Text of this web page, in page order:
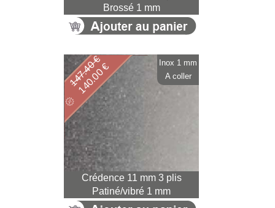
Brossé 1 mm
Crédence 11 mm 3 plis
Patiné/vibré 1 mm
140.00 €
147.40 €
Inox 1 mm
A coller